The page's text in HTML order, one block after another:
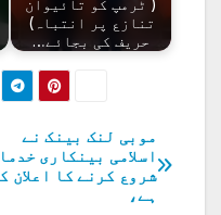
تنازع پر انتباہ)
حریف کی بجائے…
پوسٹوں
کی
موبی لنک بینک نے
اسلامی بینکاری
شروع کرنے کا اعلان
ہے،